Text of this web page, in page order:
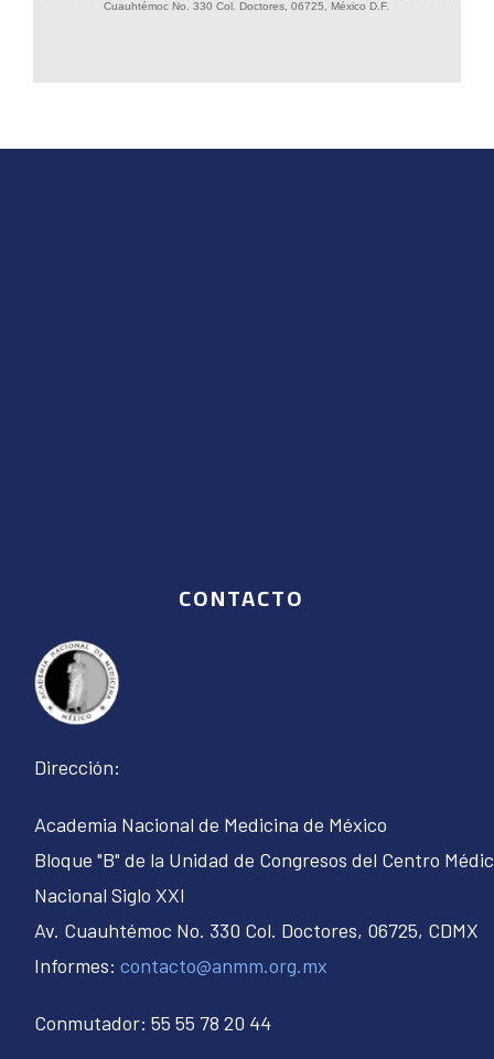
CONTACTO
Dirección:
Academia Nacional de Medicina de México
Bloque "B" de la Unidad de Congresos del Centro
Nacional Siglo XXI
Av. Cuauhtémoc No. 330 Col. Doctores, 06725, CDMX
Informes: contacto@anmm.org.mx
Conmutador: 55 55 78 20 44